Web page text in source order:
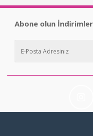
Abone olun